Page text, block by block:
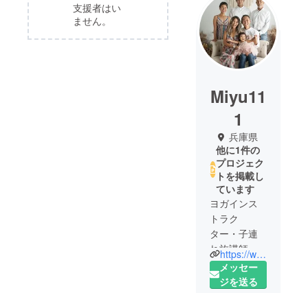
支援者はい
ません。
Miyu11
1
兵庫県
他に1件の
プロジェク
トを掲載し
ています
ヨガインス
トラク
ター・子連
れ旅講師・
フリーライ
ターをしな
https://www.instagram.com/miyu_traveler_yoga
メッセー
ジを送る